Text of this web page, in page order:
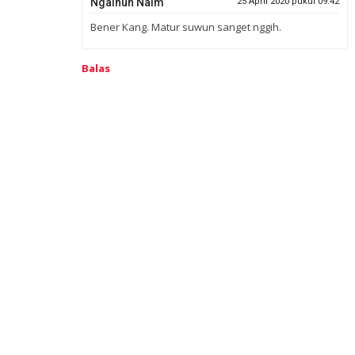
Bener Kang. Matur suwun sanget nggih.
Balas